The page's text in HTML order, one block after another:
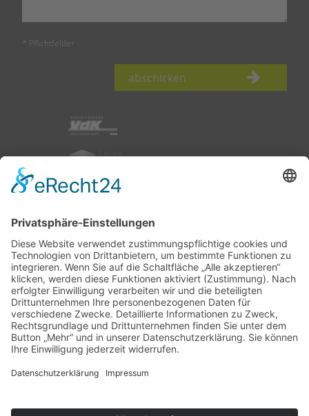
* Pflichtfelder
abschicken
nach oben